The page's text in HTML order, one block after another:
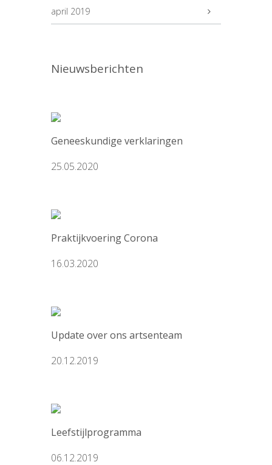
april 2019
Nieuwsberichten
Geneeskundige verklaringen
25.05.2020
Praktijkvoering Corona
16.03.2020
Update over ons artsenteam
20.12.2019
Leefstijlprogramma
06.12.2019